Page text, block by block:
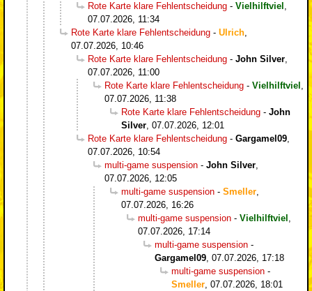
Rote Karte klare Fehlentscheidung - Vielhilftviel ,
07.07.2026, 11:34
Rote Karte klare Fehlentscheidung - Ulrich,
07.07.2026, 10:46
Rote Karte klare Fehlentscheidung - John Silver,
07.07.2026, 11:00
Rote Karte klare Fehlentscheidung - Vielhilftviel ,
07.07.2026, 11:38
Rote Karte klare Fehlentscheidung - John
Silver, 07.07.2026, 12:01
Rote Karte klare Fehlentscheidung - Gargamel09,
07.07.2026, 10:54
multi-game suspension - John Silver,
07.07.2026, 12:05
multi-game suspension - Smeller,
07.07.2026, 16:26
multi-game suspension - Vielhilftviel ,
07.07.2026, 17:14
multi-game suspension -
Gargamel09, 07.07.2026, 17:18
multi-game suspension -
Smeller, 07.07.2026, 18:01